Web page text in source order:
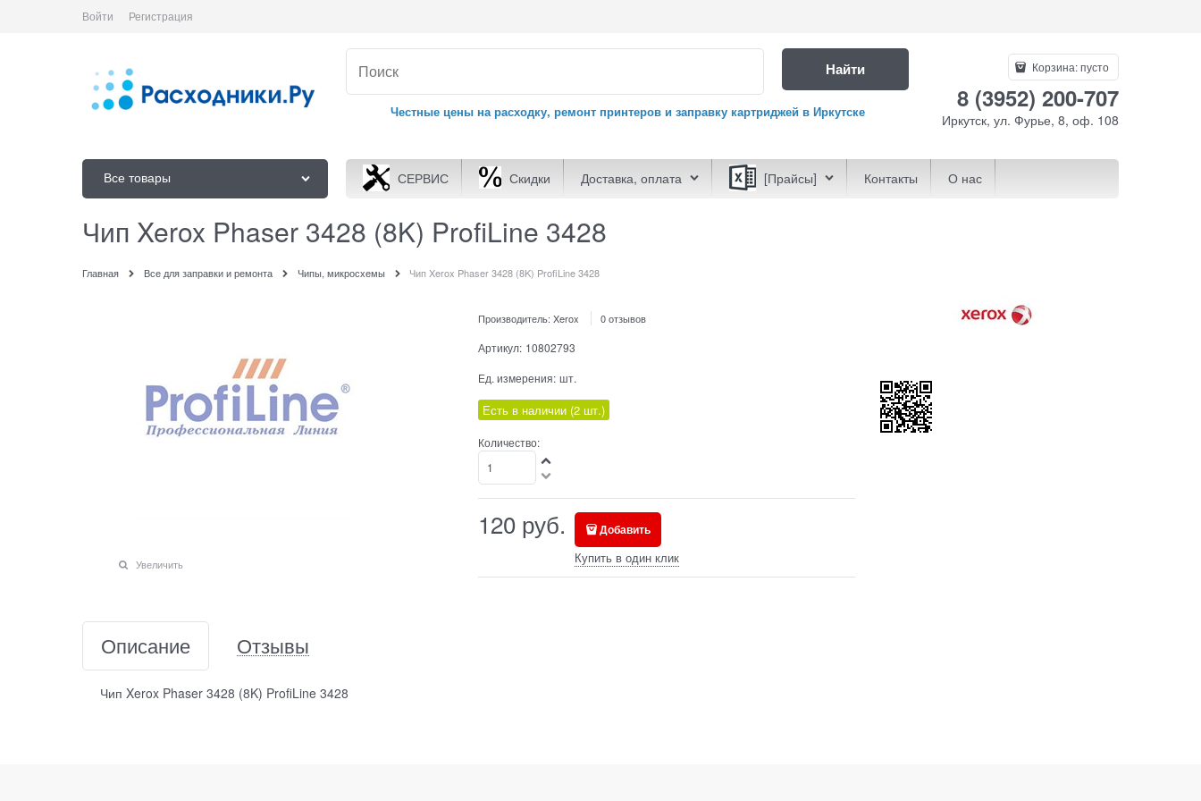
Войти Регистрация
Найти
Честные цены на расходку, ремонт принтеров и заправку картриджей в Иркутске
Корзина:пусто
8 (3952) 200-707
Иркутск, ул. Фурье, 8, оф. 108
Все товары СЕРВИС Скидки Доставка, оплата [Прайсы] Контакты О нас
Чип Xerox Phaser 3428 (8K) ProfiLine 3428
Главная Все для заправки и ремонта Чипы, микросхемы Чип Xerox Phaser 3428 (8K) ProfiLine 3428
Увеличить
Производитель: Xerox 0 отзывов
Артикул: 10802793
Ед. измерения: шт.
Есть в наличии (2 шт.)
Количество:
120 руб. Добавить
Купить в один клик
Описание Отзывы
Чип Xerox Phaser 3428 (8K) ProfiLine 3428